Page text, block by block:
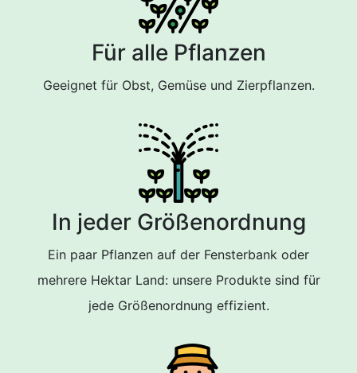
Für alle Pflanzen
Geeignet für Obst, Gemüse und Zierpflanzen.
In jeder Größenordnung
Ein paar Pflanzen auf der Fensterbank oder
mehrere Hektar Land: unsere Produkte sind für
jede Größenordnung effizient.